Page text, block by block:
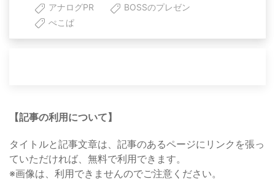
アナログPR
BOSSのプレゼン
ぺこぱ
【記事の利用について】
タイトルと記事文章は、記事のあるページにリンクを張っ
ていただければ、無料で利用できます。
※画像は、利用できませんのでご注意ください。